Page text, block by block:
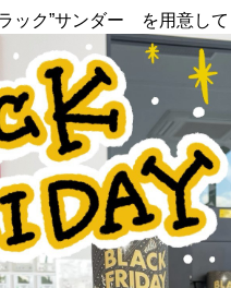
ック”サンダー を用意して